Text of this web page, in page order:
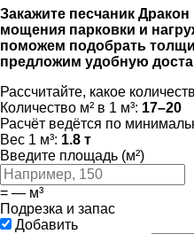
Закажите песчаник
мощения парковки и
поможем подобрать
предложим удобную
Рассчитайте, какое
Количество м² в 1 м³: 17–20
Расчёт ведётся по
Вес 1 м³: 1.8 т
Введите площадь (м²)
= — м³
Подрезка и запас
Добавить